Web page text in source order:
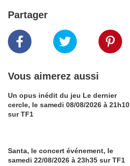
Partager
Vous aimerez aussi
Un opus inédit du jeu Le dernier
cercle, le samedi 08/08/2026 à 21h10
sur TF1
Santa, le concert événement, le
samedi 22/08/2026 à 23h35 sur TF1